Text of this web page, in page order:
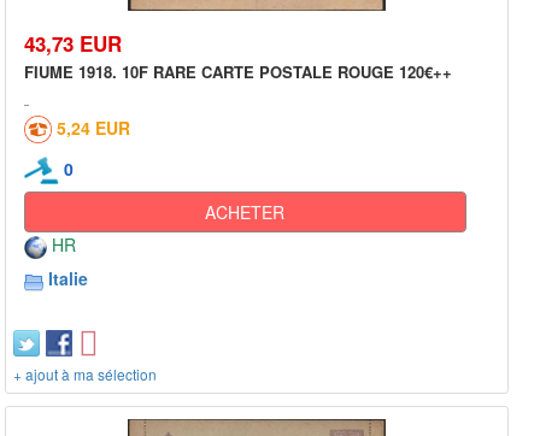
43,73 EUR
FIUME 1918. 10F RARE CARTE POSTALE ROUGE 120€++
5,24 EUR
0
ACHETER
HR
Italie
+ ajout à ma sélection